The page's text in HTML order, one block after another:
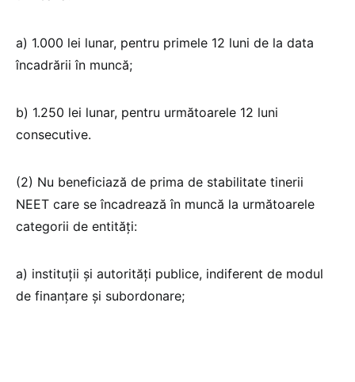
a) 1.000 lei lunar, pentru primele 12 luni de la data
încadrării în muncă;
b) 1.250 lei lunar, pentru următoarele 12 luni
consecutive.
(2) Nu beneficiază de prima de stabilitate tinerii
NEET care se încadrează în muncă la următoarele
categorii de entități:
a) instituţii şi autorităţi publice, indiferent de modul
de finanţare şi subordonare;